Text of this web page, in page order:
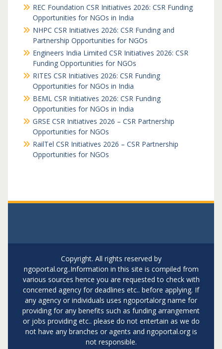
REC Foundation CSR Initiatives 2026: CSR Funding
Opportunities for NGOs in India
NHPC CSR Initiatives 2026: CSR Funding and
Partnership Opportunities for NGOs
Engineers India Limited CSR Initiatives 2026: CSR
Funding Opportunities for NGOs
RITES CSR Initiatives 2026: CSR Funding
Opportunities for NGOs in India
BEML CSR Initiatives 2026: CSR Funding
Opportunities for NGOs in India
GRSE CSR Initiatives 2026 – CSR Partnership
Opportunities for NGOs
RailTel CSR Initiatives 2026 – CSR Partnership
Opportunities for NGOs
Copyright. All rights reserved by
ngoportal.org..Information in this site is compiled from
various sources hence you are requested to check with
concerned agency for deadlines etc.. before applying. If
any agency or individuals uses ngoportalorg name for
providing for any benefits such as funding arrangement
or jobs providing etc.. please do not entertain as we do
not have any branches or agents and ngoportal.org is
not responsible.